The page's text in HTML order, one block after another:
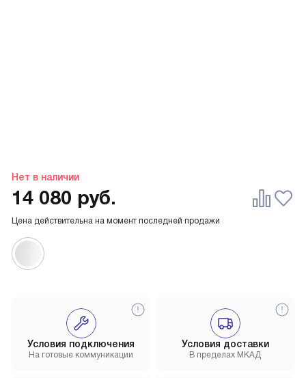
Нет в наличии
Цена действительна на момент последней продажи
14 080 руб.
Условия доставки
В пределах МКАД
Условия подключения
На готовые коммуникации